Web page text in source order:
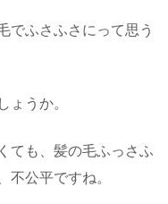
でふさふさにって思う
ょうか。
ても、髪の毛ふっさふ
不公平ですね。